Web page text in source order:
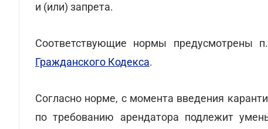
и (или) запрета.
Соответствующие нормы предусмотрены
Гражданского Кодекса.
Согласно норме, с момента введения
по требованию арендатора подлежит